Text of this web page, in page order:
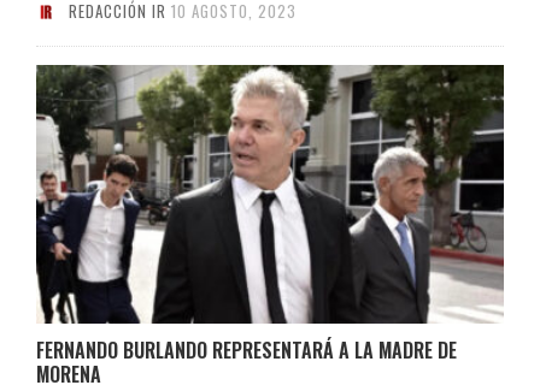
REDACCIÓN IR 10 AGOSTO, 2023
FERNANDO BURLANDO REPRESENTARÁ A LA MADRE DE
MORENA